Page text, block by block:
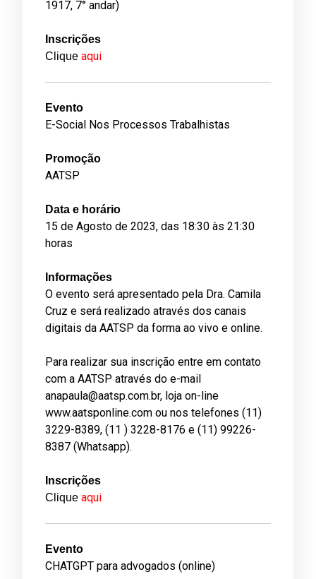
1917, 7° andar)
Inscrições
Clique aqui
Evento
E-Social Nos Processos Trabalhistas
Promoção
AATSP
Data e horário
15 de Agosto de 2023, das 18:30 às 21:30
horas
Informações
O evento será apresentado pela Dra. Camila
Cruz e será realizado através dos canais
digitais da AATSP da forma ao vivo e online.
Para realizar sua inscrição entre em contato
com a AATSP através do e-mail
anapaula@aatsp.com.br, loja on-line
www.aatsponline.com ou nos telefones (11)
3229-8389, (11 ) 3228-8176 e (11) 99226-
8387 (Whatsapp).
Inscrições
Clique aqui
Evento
CHATGPT para advogados (online)